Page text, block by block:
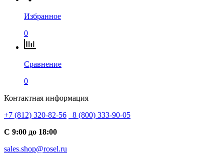
Избранное
0
Сравнение
0
Контактная информация
+7 (812) 320-82-56
8 (800) 333-90-05
С 9:00 до 18:00
sales.shop@rosel.ru